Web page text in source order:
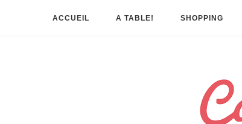
ACCUEIL A TABLE! SHOPPING